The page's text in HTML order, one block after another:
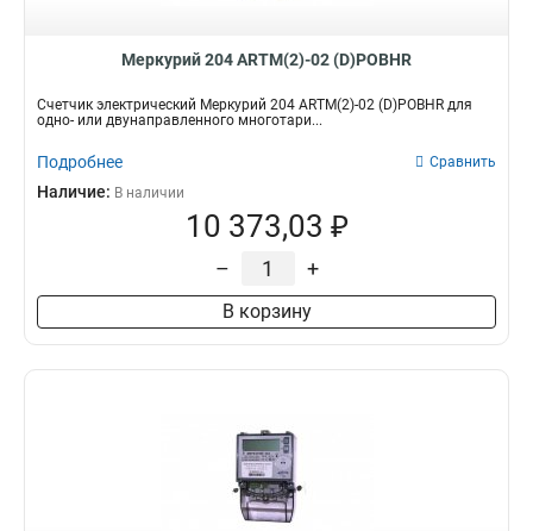
Меркурий 204 ARTM(2)-02 (D)POBHR
Счетчик электрический Меркурий 204 ARTM(2)-02 (D)POBHR для
одно- или двунаправленного многотари...
Подробнее Сравнить
Наличие: В наличии
10 373,03 ₽
– +
В корзину